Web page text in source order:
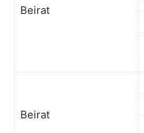
Beirat
Beirat